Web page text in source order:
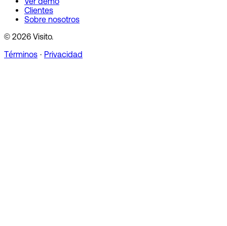
Clientes
Sobre nosotros
© 2026 Visito.
Términos · Privacidad